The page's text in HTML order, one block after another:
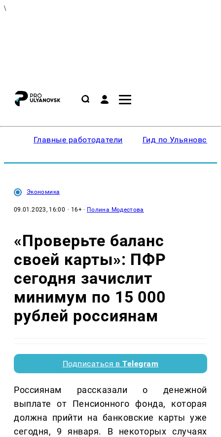
\
Главные работодатели Гид по Ульяновску
Экономика
09.01.2023, 16:00 · 16+ · Полина Модестова
«Проверьте баланс
своей карты»: ПФР
сегодня зачислит
минимум по 15 000
рублей россиянам
Подписаться вTelegram
Россиянам рассказали о денежной
выплате от Пенсионного фонда, которая
должна прийти на банковские карты уже
сегодня, 9 января. В некоторых случаях